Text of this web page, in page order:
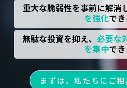
重大な脆弱性を事前に解消
を強化で
無駄な投資を抑え、 必要な
を集中で
まずは、私たちにご